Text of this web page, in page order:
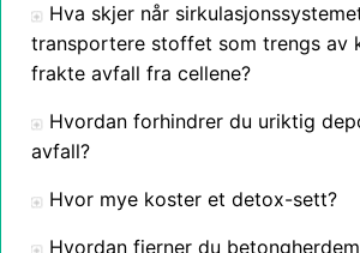
Hva skjer når
transportere stoffet som trengs av
frakte avfall fra cellene?
Hvordan forhindrer du uriktig
avfall?
Hvor mye koster et detox-sett?
Hvordan fjerner du